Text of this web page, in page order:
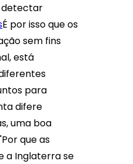
detectar
É por isso que os
sem fins
está
para
difere
uma boa
que as
a Inglaterra se